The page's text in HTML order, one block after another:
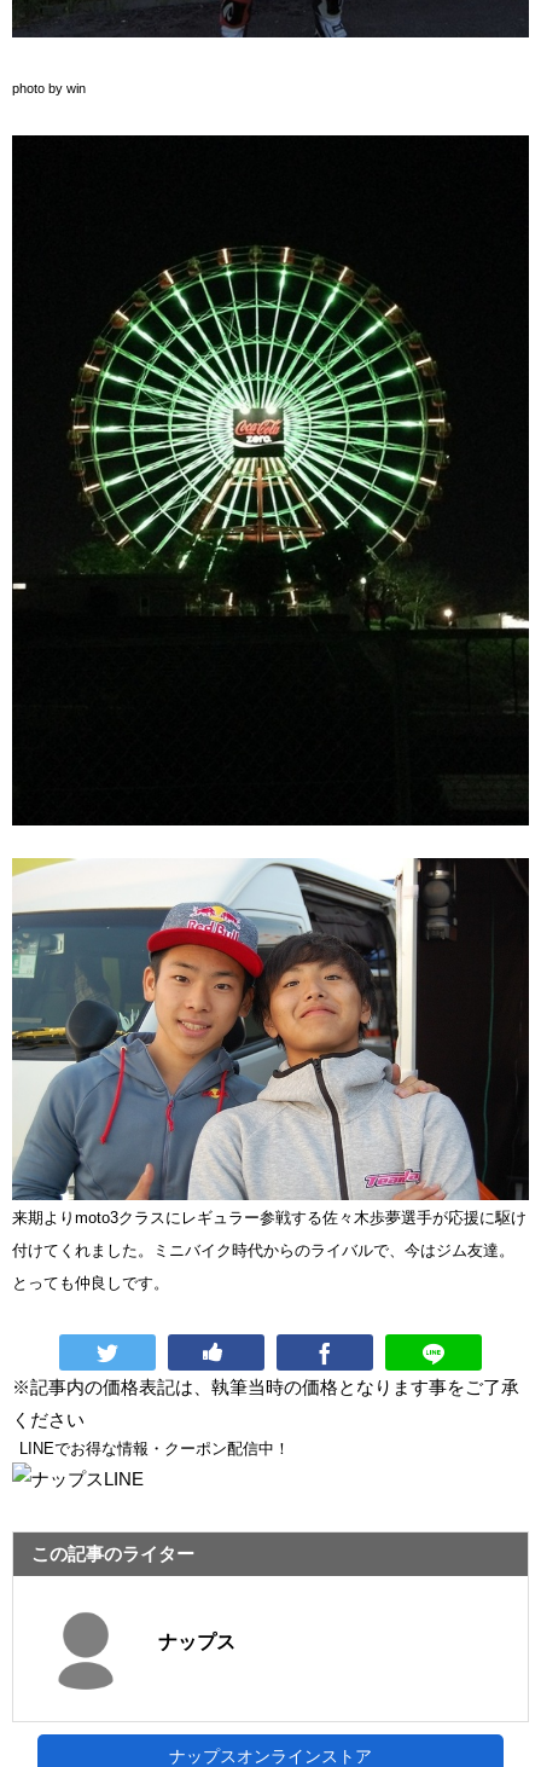
photo by win
来期よりmoto3クラスにレギュラー参戦する佐々木歩夢選手が応援に駆け
付けてくれました。ミニバイク時代からのライバルで、今はジム友達。
とっても仲良しです。
※記事内の価格表記は、執筆当時の価格となります事をご了承
ください
LINEでお得な情報・クーポン配信中！
この記事のライター
ナップス
ナップスオンラインストア